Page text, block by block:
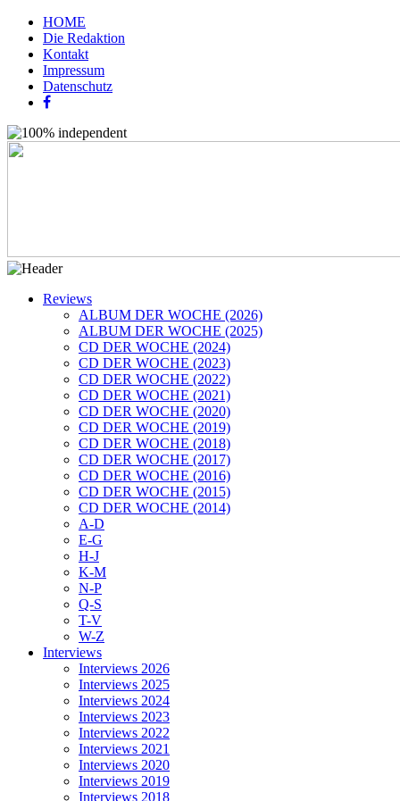
HOME
Die Redaktion
Kontakt
Impressum
Datenschutz
Reviews
ALBUM DER WOCHE (2026)
ALBUM DER WOCHE (2025)
CD DER WOCHE (2024)
CD DER WOCHE (2023)
CD DER WOCHE (2022)
CD DER WOCHE (2021)
CD DER WOCHE (2020)
CD DER WOCHE (2019)
CD DER WOCHE (2018)
CD DER WOCHE (2017)
CD DER WOCHE (2016)
CD DER WOCHE (2015)
CD DER WOCHE (2014)
A-D
E-G
H-J
K-M
N-P
Q-S
T-V
W-Z
Interviews
Interviews 2026
Interviews 2025
Interviews 2024
Interviews 2023
Interviews 2022
Interviews 2021
Interviews 2020
Interviews 2019
Interviews 2018